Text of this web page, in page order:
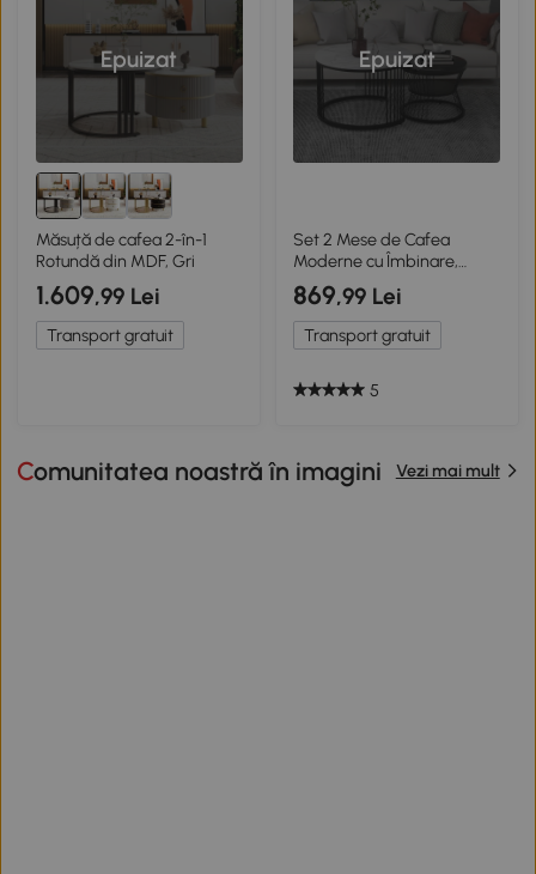
Epuizat
Măsuță de cafea 2-în-1
Rotundă din MDF, Gri
1.609,99 Lei
Transport gratuit
Epuizat
Set 2 Mese de Cafea
Moderne cu Îmbinare,
Negru+Alb
869,99 Lei
Transport gratuit
5
Comunitatea noastră în imagini Vezi mai mult